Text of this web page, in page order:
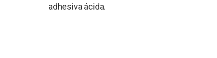
adhesiva ácida.